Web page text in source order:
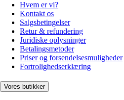
Hvem er vi?
Kontakt os
Salgsbetingelser
Retur & refundering
Juridiske oplysninger
Betalingsmetoder
Priser og forsendelsesmuligheder
Fortrolighedserklæring
Vores butikker